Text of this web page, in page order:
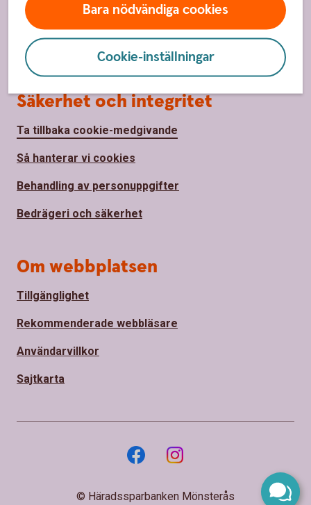
Bara nödvändiga cookies
Cookie-inställningar
Hållbarhet
Samhällsengagemang
Säkerhet och integritet
Ta tillbaka cookie-medgivande
Så hanterar vi cookies
Behandling av personuppgifter
Bedrägeri och säkerhet
Om webbplatsen
Tillgänglighet
Rekommenderade webbläsare
Användarvillkor
Sajtkarta
© Häradssparbanken Mönsterås